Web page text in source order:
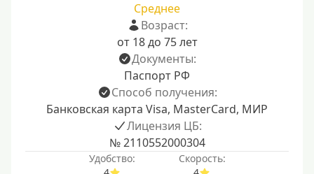
Среднее
Возраст:
от 18 до 75 лет
Документы:
Паспорт РФ
Способ получения:
Банковская карта Visa, MasterCard, МИР
Лицензия ЦБ:
№ 2110552000304
Удобство:
Скорость: